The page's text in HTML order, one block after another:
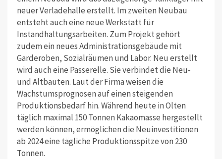
neuer Verladehalle erstellt. Im zweiten Neubau
entsteht auch eine neue Werkstatt für
Instandhaltungsarbeiten. Zum Projekt gehört
zudem ein neues Administrationsgebäude mit
Garderoben, Sozialräumen und Labor. Neu erstellt
wird auch eine Passerelle. Sie verbindet die Neu-
und Altbauten. Laut der Firma weisen die
Wachstumsprognosen auf einen steigenden
Produktionsbedarf hin. Während heute in Olten
täglich maximal 150 Tonnen Kakaomasse hergestellt
werden können, ermöglichen die Neuinvestitionen
ab 2024 eine tägliche Produktionsspitze von 230
Tonnen.